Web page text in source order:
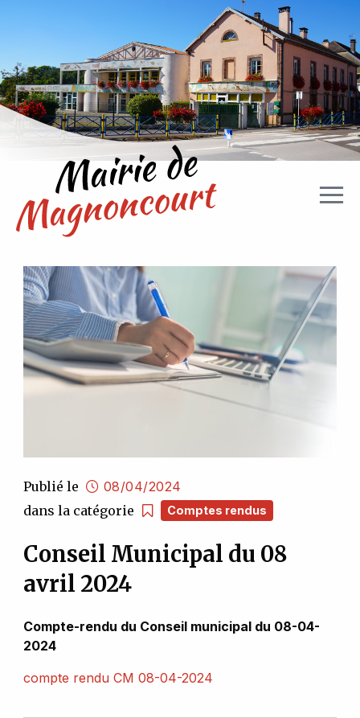
Publié le
08/04/2024
dans la catégorie
Comptes rendus
Conseil Municipal du 08
avril 2024
Compte-rendu du Conseil municipal du 08-04-
2024
compte rendu CM 08-04-2024